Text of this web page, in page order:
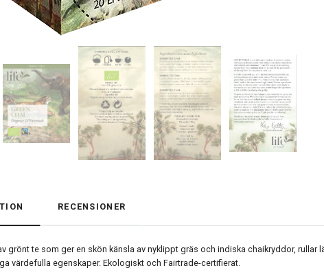
RECENSIONER
grönt te som ger en skön känsla av nyklippt gräs och indiska chaikryddor,
värdefulla egenskaper. Ekologiskt och Fairtrade-certifierat.